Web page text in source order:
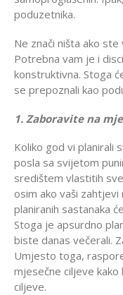
poduzetnika.
Ne znači ništa ako
Potrebna vam je i
konstruktivna. Stoga
se prepoznali kao
1. Zaboravite na
Koliko god vi planirali
posla sa svijetom
središtem vlastitih
osim ako vaši
planiranih sastanaka
Stoga je apsurdno
biste danas večerali.
Umjesto toga,
mjesečne ciljeve
ciljeve.